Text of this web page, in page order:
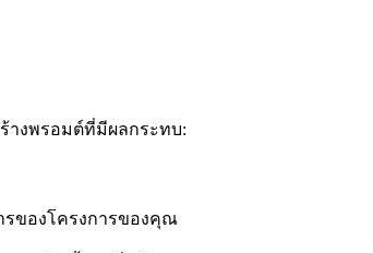
างพรอมต์ที่มีผลกระทบ:
รของโครงการของคุณ